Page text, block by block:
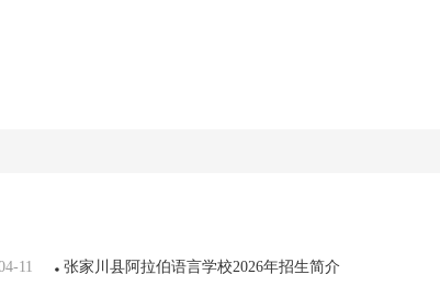
11 张家川县阿拉伯语言学校2026年招生简介